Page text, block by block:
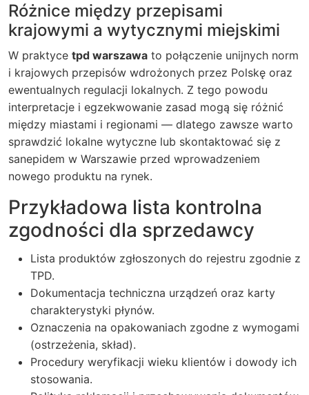
Różnice między przepisami
krajowymi a wytycznymi miejskimi
W praktyce tpd warszawa to połączenie unijnych norm
i krajowych przepisów wdrożonych przez Polskę oraz
ewentualnych regulacji lokalnych. Z tego powodu
interpretacje i egzekwowanie zasad mogą się różnić
między miastami i regionami — dlatego zawsze warto
sprawdzić lokalne wytyczne lub skontaktować się z
sanepidem w Warszawie przed wprowadzeniem
nowego produktu na rynek.
Przykładowa lista kontrolna
zgodności dla sprzedawcy
Lista produktów zgłoszonych do rejestru zgodnie z
TPD.
Dokumentacja techniczna urządzeń oraz karty
charakterystyki płynów.
Oznaczenia na opakowaniach zgodne z wymogami
(ostrzeżenia, skład).
Procedury weryfikacji wieku klientów i dowody ich
stosowania.